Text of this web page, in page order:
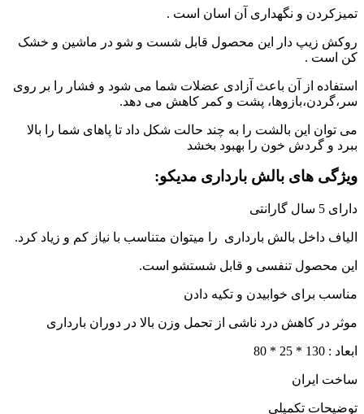
تمیزکردن و نگهداری آن اسان است .
روکش زیپ دار این محصول قابل شست و شو در ماشین و خشک
کن است .
استفاده از آن باعث آزادی عضلات شما می شود و فشار را بر روی
سر،گردن،بازوها، پشت و کمر کاهش می دهد.
می توان این بالشت را به چند حالت شکل داد تا پاهای شما را بالا
ببرد و گردش خون را بهبود بخشد
ویژگی های بالش بارداری مدیکو:
دارای 5 سال گارانتی
الیاف داخل بالش بارداری را میتوان متناسب با نیاز کم و زیاد کرد.
این محصول تنفسی و قابل شستشو است.
مناسب برای خوابیدن و تکیه دادن
موثر در کاهش درد ناشی از تحمل وزن بالا در دوران بارداری
ابعاد : 130 * 25 * 80
ساخت ایران
توضیحات تکمیلی